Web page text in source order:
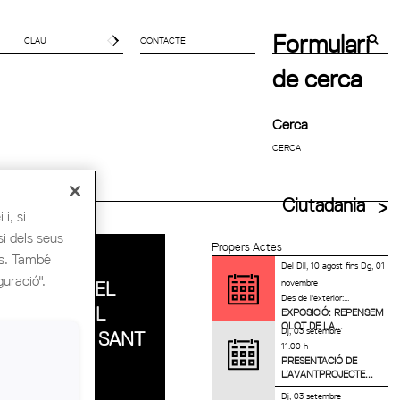
CONTACTE
Formulari
de cerca
Cerca
UIA Ciutadania
Propers Actes
DelDll, 10 agostfinsDg, 01
novembre
Des de l'exterior:...
EXPOSICIÓ: REPENSEM
OLOT DE LA...
Dj, 03 setembre
11.00 h
PRESENTACIÓ DE
L’AVANTPROJECTE...
Dj, 03 setembre
DE
DEL
CONGRÉS AL
MERCAT DE SANT
i, si
dels seus
També